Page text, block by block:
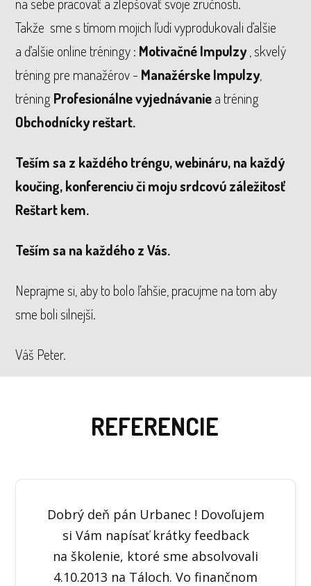
Takže sme s tímom mojich ľudí vyprodukovali ďalšie
a ďalšie online tréningy : Motivačné Impulzy, skvelý
tréning pre manažérov - Manažérske Impulzy,
tréningProfesionálne vyjednávaniea tréning
Obchodnícky reštart.
Teším sa z každého tréngu, webináru, na každý
koučing, konferenciu či moju srdcovú záležitosť
Reštart kem.
Teším sa na každého z Vás.
Neprajme si, aby to bolo ľahšie, pracujme na tom aby
sme boli silnejší.
Váš Peter.
REFERENCIE
Dobrý deň pán Urbanec ! Dovoľujem
si Vám napísať krátky feedback
na školenie, ktoré sme absolvovali
4.10.2013 na Táloch. Vo finančnom